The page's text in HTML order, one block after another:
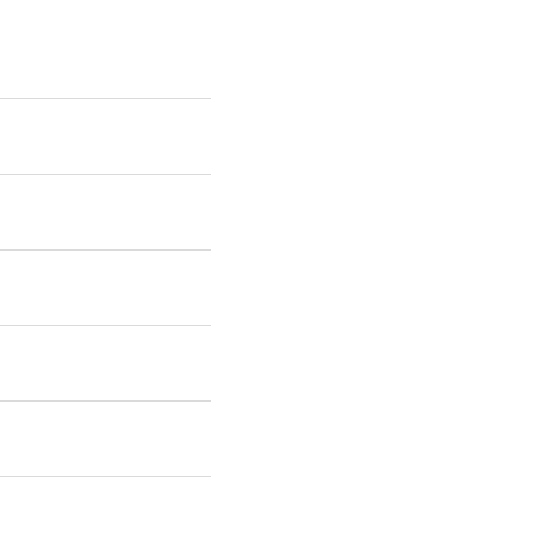
Probepaket selbst
in der Ihr alle
So kannst du es
Uns einfach
desto
den Konfigurator.
Kreativität freien Lauf
Informationen,
Zusätzlich bieten wir
abgeschlossen
WhatsApp
in
kann. Keine Sorge: